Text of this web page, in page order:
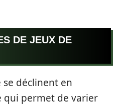
DE JEUX DE
déclinent en
qui permet de varier